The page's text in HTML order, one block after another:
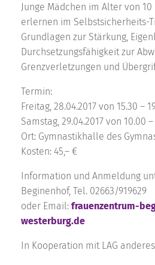
Junge Mädchen im Alter von 10
erlernen im Selbstsicherheits-
Grundlagen zur Stärkung,
Durchsetzungsfähigkeit zur
Grenzverletzungen und
Termin:
Freitag, 28.04.2017 von 15.30 –
Samstag, 29.04.2017 von 10.00
Ort: Gymnastikhalle des
Kosten: 45,– €
Information und Anmeldung
Beginenhof, Tel. 02663/919629
oder Email: frauenzentrum-
westerburg.de
In Kooperation mit LAG